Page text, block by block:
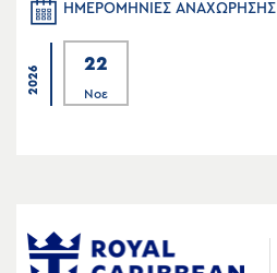
ΗΜΕΡΟΜΗΝΙΕΣ ΑΝΑΧΩΡΗΣΗΣ
2026
22
Νοε